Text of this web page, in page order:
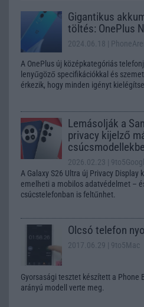
Gigantikus
töltés: OnePlus
2024.06.18 |
A OnePlus új középkategóriás
lenyűgöző specifikációkkal és
érkezik, hogy minden igényt
Lemásolják a
privacy kijelző
2026.02.23
|
A Galaxy S26 Ultra új Privacy
emelheti a mobilos adatvédelmet –
csúcstelefonban is feltűnhet.
Olcsó telefon
2017.06.29 | 9to5Mac
Gyorsasági tesztet készített a Phone
arányú modell verte meg.